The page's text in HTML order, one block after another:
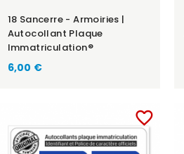
18 Sancerre - Armoiries |
Autocollant Plaque
Immatriculation®
6,00 €
favorite_border